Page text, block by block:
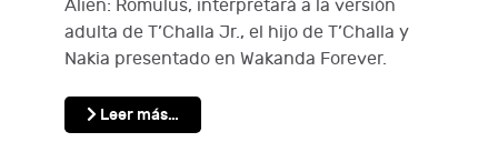
Alien: Romulus, interpretará a la versión
adulta de T’Challa Jr., el hijo de T’Challa y
Nakia presentado en Wakanda Forever.
Leer más…